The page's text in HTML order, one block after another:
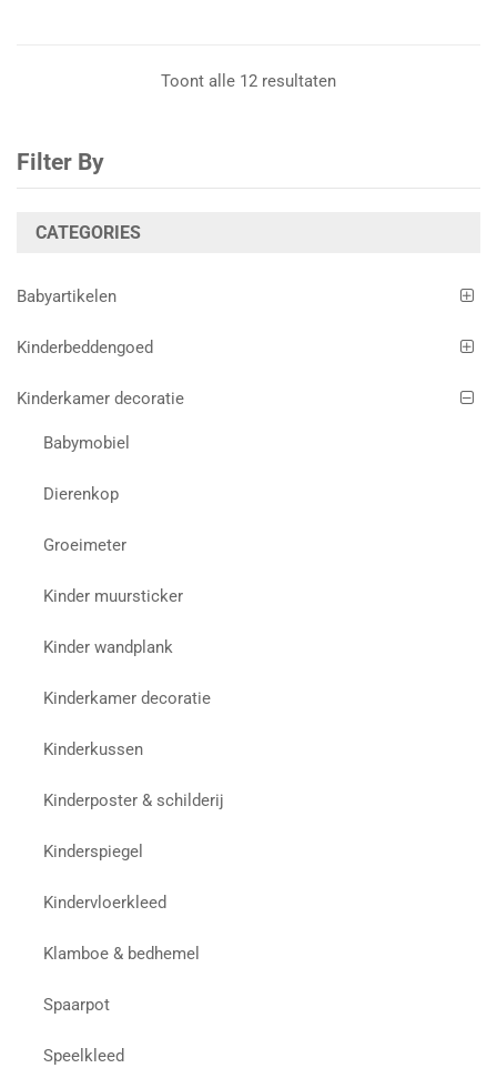
Toont alle 12 resultaten
Filter By
CATEGORIES
Babyartikelen
Kinderbeddengoed
Kinderkamer decoratie
Babymobiel
Dierenkop
Groeimeter
Kinder muursticker
Kinder wandplank
Kinderkamer decoratie
Kinderkussen
Kinderposter & schilderij
Kinderspiegel
Kindervloerkleed
Klamboe & bedhemel
Spaarpot
Speelkleed